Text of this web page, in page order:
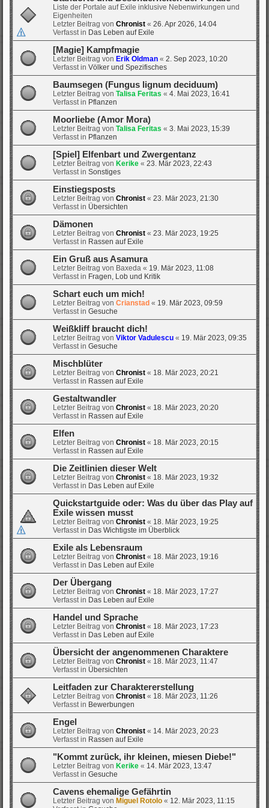
Liste der Portale auf Exile inklusive Nebenwirkungen und
Eigenheiten
Letzter Beitrag von Chronist « 26. Apr 2026, 14:04
Verfasst in Das Leben auf Exile
[Magie] Kampfmagie
Letzter Beitrag von Erik Oldman « 2. Sep 2023, 10:20
Verfasst in Völker und Spezifisches
Baumsegen (Fungus lignum deciduum)
Letzter Beitrag von Talisa Feritas « 4. Mai 2023, 16:41
Verfasst in Pflanzen
Moorliebe (Amor Mora)
Letzter Beitrag von Talisa Feritas « 3. Mai 2023, 15:39
Verfasst in Pflanzen
[Spiel] Elfenbart und Zwergentanz
Letzter Beitrag von Kerike « 23. Mär 2023, 22:43
Verfasst in Sonstiges
Einstiegsposts
Letzter Beitrag von Chronist « 23. Mär 2023, 21:30
Verfasst in Übersichten
Dämonen
Letzter Beitrag von Chronist « 23. Mär 2023, 19:25
Verfasst in Rassen auf Exile
Ein Gruß aus Asamura
Letzter Beitrag von Baxeda « 19. Mär 2023, 11:08
Verfasst in Fragen, Lob und Kritik
Schart euch um mich!
Letzter Beitrag von Crianstad « 19. Mär 2023, 09:59
Verfasst in Gesuche
Weißkliff braucht dich!
Letzter Beitrag von Viktor Vadulescu « 19. Mär 2023, 09:35
Verfasst in Gesuche
Mischblüter
Letzter Beitrag von Chronist « 18. Mär 2023, 20:21
Verfasst in Rassen auf Exile
Gestaltwandler
Letzter Beitrag von Chronist « 18. Mär 2023, 20:20
Verfasst in Rassen auf Exile
Elfen
Letzter Beitrag von Chronist « 18. Mär 2023, 20:15
Verfasst in Rassen auf Exile
Die Zeitlinien dieser Welt
Letzter Beitrag von Chronist « 18. Mär 2023, 19:32
Verfasst in Das Leben auf Exile
Quickstartguide oder: Was du über das Play auf
Exile wissen musst
Letzter Beitrag von Chronist « 18. Mär 2023, 19:25
Verfasst in Das Wichtigste im Überblick
Exile als Lebensraum
Letzter Beitrag von Chronist « 18. Mär 2023, 19:16
Verfasst in Das Leben auf Exile
Der Übergang
Letzter Beitrag von Chronist « 18. Mär 2023, 17:27
Verfasst in Das Leben auf Exile
Handel und Sprache
Letzter Beitrag von Chronist « 18. Mär 2023, 17:23
Verfasst in Das Leben auf Exile
Übersicht der angenommenen Charaktere
Letzter Beitrag von Chronist « 18. Mär 2023, 11:47
Verfasst in Übersichten
Leitfaden zur Charaktererstellung
Letzter Beitrag von Chronist « 18. Mär 2023, 11:26
Verfasst in Bewerbungen
Engel
Letzter Beitrag von Chronist « 14. Mär 2023, 20:23
Verfasst in Rassen auf Exile
"Kommt zurück, ihr kleinen, miesen Diebe!"
Letzter Beitrag von Kerike « 14. Mär 2023, 13:47
Verfasst in Gesuche
Cavens ehemalige Gefährtin
Letzter Beitrag von Miguel Rotolo « 12. Mär 2023, 11:15